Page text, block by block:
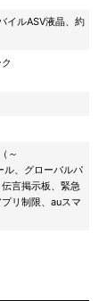
イルASV液晶、約
～
ル、グローバルパ
言掲示板、緊急
リ制限、auスマ